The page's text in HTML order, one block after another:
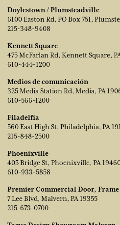
Doylestown / Plumsteadville
6100 Easton Rd, PO Box 751,
215-348-9408
Kennett Square
475 McFarlan Rd, Kennett Square,
610-444-1200
Medios de comunicación
325 Media Station Rd, Media, PA
610-566-1200
Filadelfia
560 East High St, Philadelphia, PA
215-848-2500
Phoenixville
405 Bridge St, Phoenixville, PA
610-933-5858
Premier Commercial Door,
7 Lee Blvd, Malvern, PA 19355
215-673-0700